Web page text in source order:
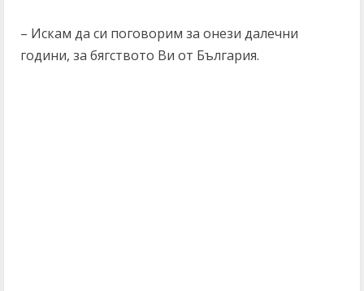
– Искам да си поговорим за онези далечни
години, за бягството Ви от България.